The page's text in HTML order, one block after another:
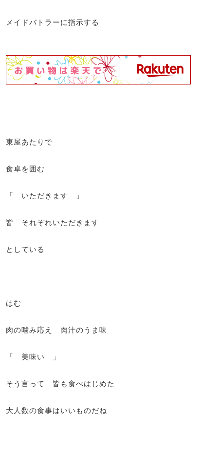
メイドバトラーに指示する
東屋あたりで
食卓を囲む
「 いただきます 」
皆 それぞれいただきます
としている
はむ
肉の噛み応え 肉汁のうま味
「 美味い 」
そう言って 皆も食べはじめた
大人数の食事はいいものだね